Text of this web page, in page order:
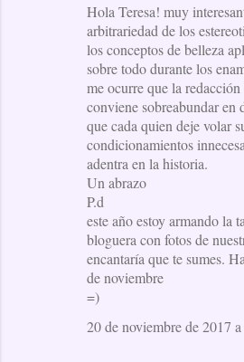
Hola Teresa! muy
arbitrariedad de los
los conceptos de belleza
sobre todo durante los
me ocurre que la
conviene sobreabundar en
que cada quien deje volar
condicionamientos
adentra en la historia.
Un abrazo
P.d
este año estoy armando la
bloguera con fotos de
encantaría que te sumes.
de noviembre
=)
20 de noviembre de 2017